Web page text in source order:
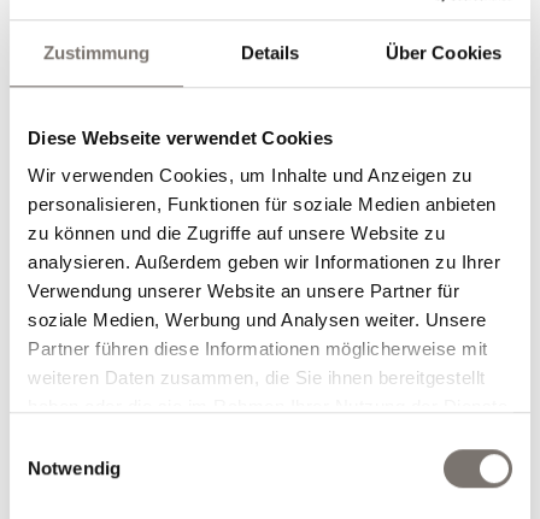
Zustimmung Details Über Cookies
Diese Webseite verwendet Cookies
Wir verwenden Cookies, um Inhalte und Anzeigen zu
personalisieren, Funktionen für soziale Medien anbieten
zu können und die Zugriffe auf unsere Website zu
analysieren. Außerdem geben wir Informationen zu Ihrer
Verwendung unserer Website an unsere Partner für
soziale Medien, Werbung und Analysen weiter. Unsere
Partner führen diese Informationen möglicherweise mit
weiteren Daten zusammen, die Sie ihnen bereitgestellt
Notwendig
Alternative Anreise
Alternative Abreise
Zimmertyp und Anzahl der Personen
auswählen
Zimmertyp auswählen*
Anzahl